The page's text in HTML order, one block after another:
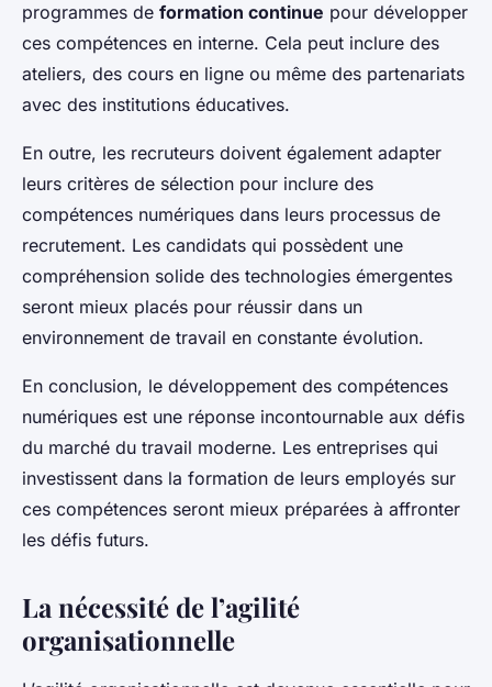
programmes de formation continue pour développer
ces compétences en interne. Cela peut inclure des
ateliers, des cours en ligne ou même des partenariats
avec des institutions éducatives.
En outre, les recruteurs doivent également adapter
leurs critères de sélection pour inclure des
compétences numériques dans leurs processus de
recrutement. Les candidats qui possèdent une
compréhension solide des technologies émergentes
seront mieux placés pour réussir dans un
environnement de travail en constante évolution.
En conclusion, le développement des compétences
numériques est une réponse incontournable aux défis
du marché du travail moderne. Les entreprises qui
investissent dans la formation de leurs employés sur
ces compétences seront mieux préparées à affronter
les défis futurs.
La nécessité de l’agilité
organisationnelle